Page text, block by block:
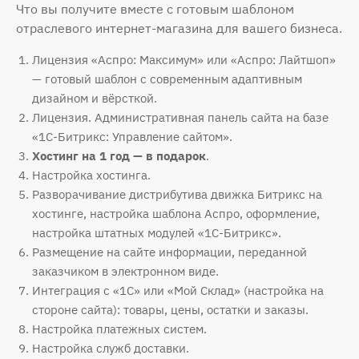
Что вы получите вместе с готовым шаблоном
отраслевого интернет-магазина для вашего бизнеса.
Лицензия «Аспро: Максимум» или «Аспро: Лайтшоп»
— готовый шаблон с современным адаптивным
дизайном и вёрсткой.
Лицензия. Административная панель сайта на базе
«1С-Битрикс: Управление сайтом».
Хостинг на 1 год — в подарок.
Настройка хостинга.
Разворачивание дистрибутива движка Битрикс на
хостинге, настройка шаблона Аспро, оформление,
настройка штатных модулей «1С-Битрикс».
Размещение на сайте информации, переданной
заказчиком в электронном виде.
Интеграция с «1С» или «Мой Склад» (настройка на
стороне сайта): товары, цены, остатки и заказы.
Настройка платежных систем.
Настройка служб доставки.